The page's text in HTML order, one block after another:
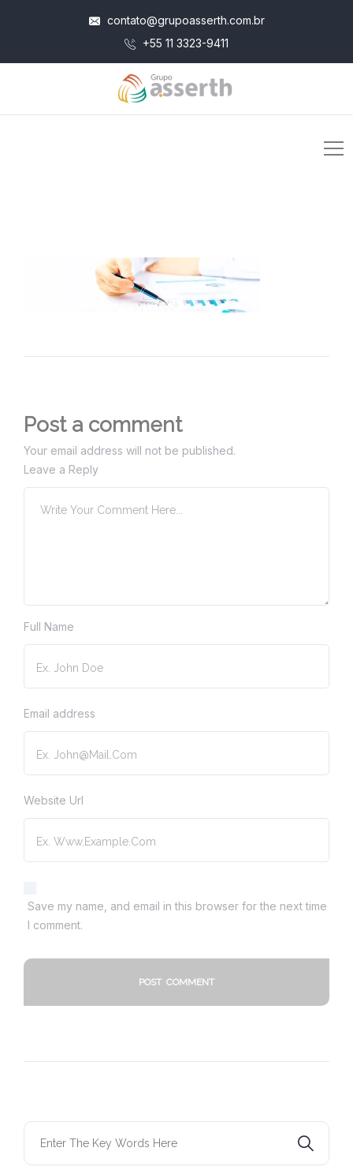
contato@grupoasserth.com.br
+55 11 3323-9411
Post a comment
Your email address will not be published.
Leave a Reply
Full Name
Email address
Website Url
Save my name, and email in this browser for the next time
I comment.